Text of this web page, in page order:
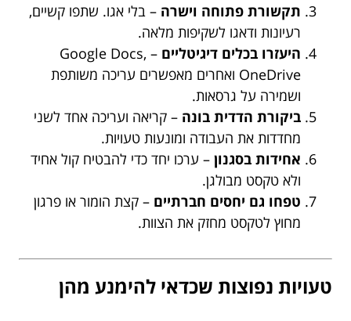
תקשורת פתוחה וישרה – בלי אגו. שתפו קשיים,
רעיונות ודאגו לשקיפות מלאה.
היעזרו בכלים דיגיטליים
– Google Docs,
OneDrive ואחרים מאפשרים עריכה משותפת
ושמירה על גרסאות.
ביקורת הדדית בונה – קריאה ועריכה אחד לשני
מחדדות את העבודה ומונעות טעויות.
אחידות בסגנון – ערכו יחד כדי להבטיח קול אחיד
ולא טקסט מבולגן.
טפחו גם יחסים חברתיים – קצת הומור או פרגון
מחוץ לטקסט מחזק את הצוות.
טעויות נפוצות שכדאי להימנע מהן